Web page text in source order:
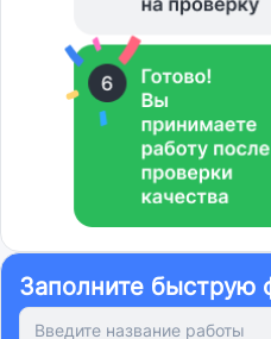
Заполните быструю